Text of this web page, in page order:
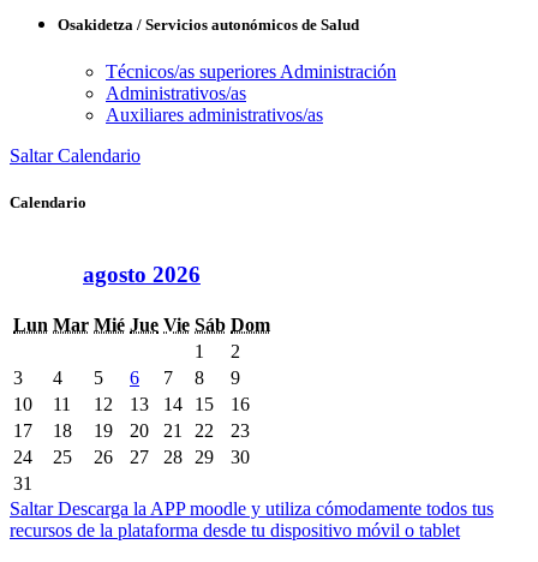
Osakidetza / Servicios autonómicos de Salud
Técnicos/as superiores Administración
Administrativos/as
Auxiliares administrativos/as
Saltar Calendario
Calendario
agosto 2026
Lun Mar Mié Jue Vie Sáb Dom
1
2
3
4 5 6 7 8
9
10
11 12 13 14 15
16
17
18 19 20 21 22
23
24
25 26 27 28 29
30
31
Saltar Descarga la APP moodle y utiliza cómodamente todos tus
recursos de la plataforma desde tu dispositivo móvil o tablet